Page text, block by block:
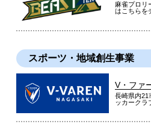
麻雀プロリ
はこちらを
スポーツ・地域創生事業
V・ファ
長崎県内21
ッカークラ